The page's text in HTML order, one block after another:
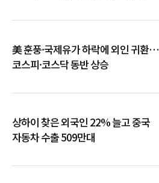
美 훈풍·국제유가 하락에 외인 귀환…
코스피·코스닥 동반 상승
상하이 찾은 외국인 22% 늘고 중국
자동차 수출 509만대